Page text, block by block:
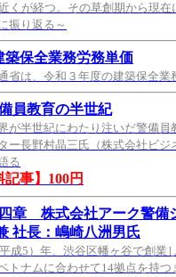
くが経つ。その草創期から現
振り返る～
築保全業務労務単価
省は、令和３年度の建築保全業
員教育の半世紀
が半世紀にわたり注いだ警備員
ー長野村晶三氏（株式会社ビジ
る
記事】100円
章 株式会社アーク警備
社長：嶋崎八洲男氏
成5）年、渋谷区幡ヶ谷で創業
トナムに合わせて14拠点を持